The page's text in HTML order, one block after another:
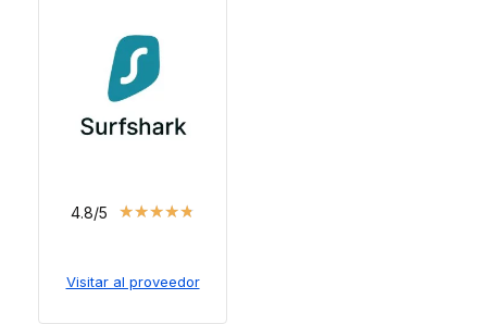
4.8/5 ★★★★★
Visitar al proveedor